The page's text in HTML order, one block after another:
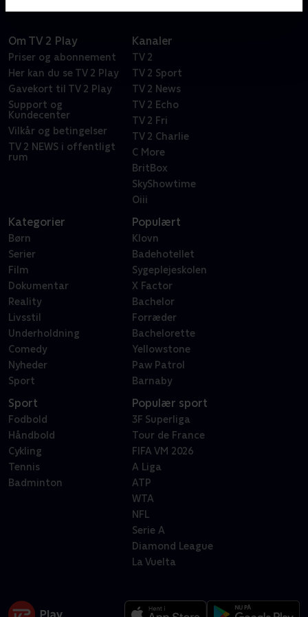
Om TV 2 Play
Priser og abonnement
Her kan du se TV 2 Play
Gavekort til TV 2 Play
Support og
Kundecenter
Vilkår og betingelser
TV 2 NEWS i offentligt
rum
Kanaler
TV 2
TV 2 Sport
TV 2 News
TV 2 Echo
TV 2 Fri
TV 2 Charlie
C More
BritBox
SkyShowtime
Oiii
Kategorier
Børn
Serier
Film
Dokumentar
Reality
Livsstil
Underholdning
Comedy
Nyheder
Sport
Populært
Klovn
Badehotellet
Sygeplejeskolen
X Factor
Bachelor
Forræder
Bachelorette
Yellowstone
Paw Patrol
Barnaby
Sport
Fodbold
Håndbold
Cykling
Tennis
Badminton
Populær sport
3F Superliga
Tour de France
FIFA VM 2026
A Liga
ATP
WTA
NFL
Serie A
Diamond League
La Vuelta